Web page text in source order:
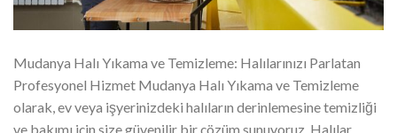
Mudanya Halı Yıkama ve Temizleme: Halılarınızı Parlatan
Profesyonel Hizmet Mudanya Halı Yıkama ve Temizleme
olarak, ev veya işyerinizdeki halıların derinlemesine temizliği
ve bakımı için size güvenilir bir çözüm sunuyoruz. Halılar,